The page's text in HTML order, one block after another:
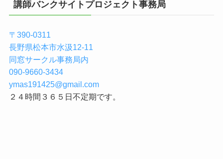
講師バンクサイトプロジェクト事務局
〒390-0311
長野県松本市水汲12-11
同窓サークル事務局内
090-9660-3434
ymas191425@gmail.com
２４時間３６５日不定期です。